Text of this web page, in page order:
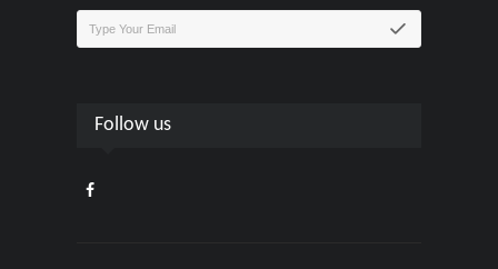
Follow us